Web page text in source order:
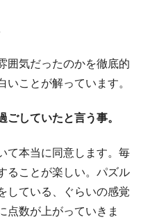
囲気だったのかを徹底的
ことが解っています。
ごしていたと言う事。
て本当に同意します。毎
ることが楽しい。パズル
している、ぐらいの感覚
点数が上がっていきま